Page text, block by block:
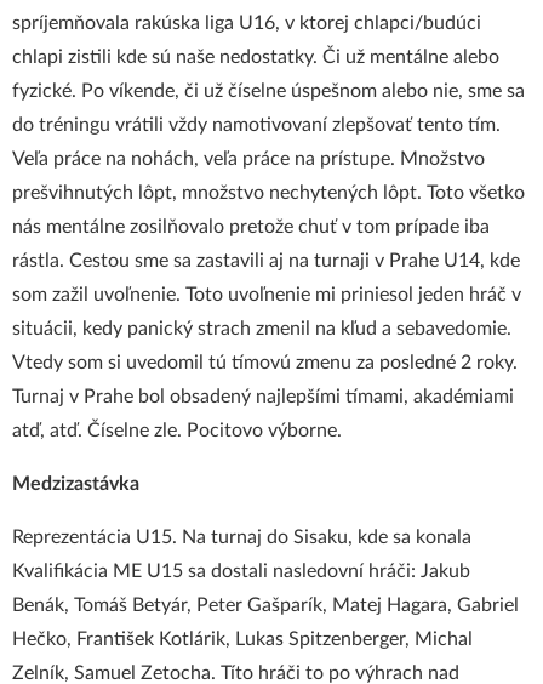
spríjemňovala rakúska liga U16, v ktorej chlapci/budúci
chlapi zistili kde sú naše nedostatky. Či už mentálne alebo
fyzické. Po víkende, či už číselne úspešnom alebo nie, sme sa
do tréningu vrátili vždy namotivovaní zlepšovať tento tím.
Veľa práce na nohách, veľa práce na prístupe. Množstvo
prešvihnutých lôpt, množstvo nechytených lôpt. Toto všetko
nás mentálne zosilňovalo pretože chuť v tom prípade iba
rástla. Cestou sme sa zastavili aj na turnaji v Prahe U14, kde
som zažil uvoľnenie. Toto uvoľnenie mi priniesol jeden hráč v
situácii, kedy panický strach zmenil na kľud a sebavedomie.
Vtedy som si uvedomil tú tímovú zmenu za posledné 2 roky.
Turnaj v Prahe bol obsadený najlepšími tímami, akadémiami
atď, atď. Číselne zle. Pocitovo výborne.
Medzizastávka
Reprezentácia U15. Na turnaj do Sisaku, kde sa konala
Kvalifikácia ME U15 sa dostali nasledovní hráči: Jakub
Benák, Tomáš Betyár, Peter Gašparík, Matej Hagara, Gabriel
Hečko, František Kotlárik, Lukas Spitzenberger, Michal
Zelník, Samuel Zetocha. Títo hráči to po výhrach nad